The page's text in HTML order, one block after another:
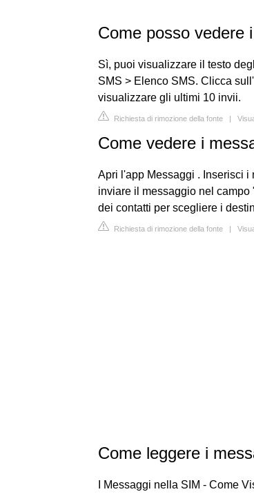
Come posso vedere
Sì, puoi visualizzare il testo
SMS > Elenco SMS. Clicca
visualizzare gli ultimi 10 invii.
Richiesta di rimozione della fonte |
Come vedere i
Apri l'app Messaggi . Inserisci
inviare il messaggio nel
dei contatti per scegliere i
Richiesta di rimozione della fonte |
Come leggere i
I Messaggi nella SIM - Come